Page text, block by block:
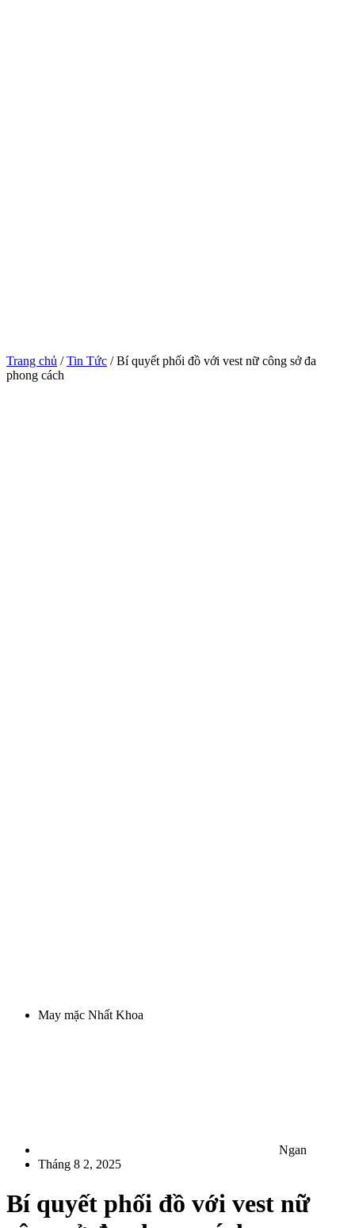
Trang chủ /Tin Tức / Bí quyết phối đồ với vest nữ công sở đa
phong cách
May mặc Nhất Khoa
Ngan
Tháng 8 2, 2025
Bí quyết phối đồ với vest nữ